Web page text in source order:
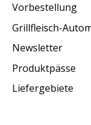
Vorbestellung
Grillfleisch-
Newsletter
Produktpässe
Liefergebiete